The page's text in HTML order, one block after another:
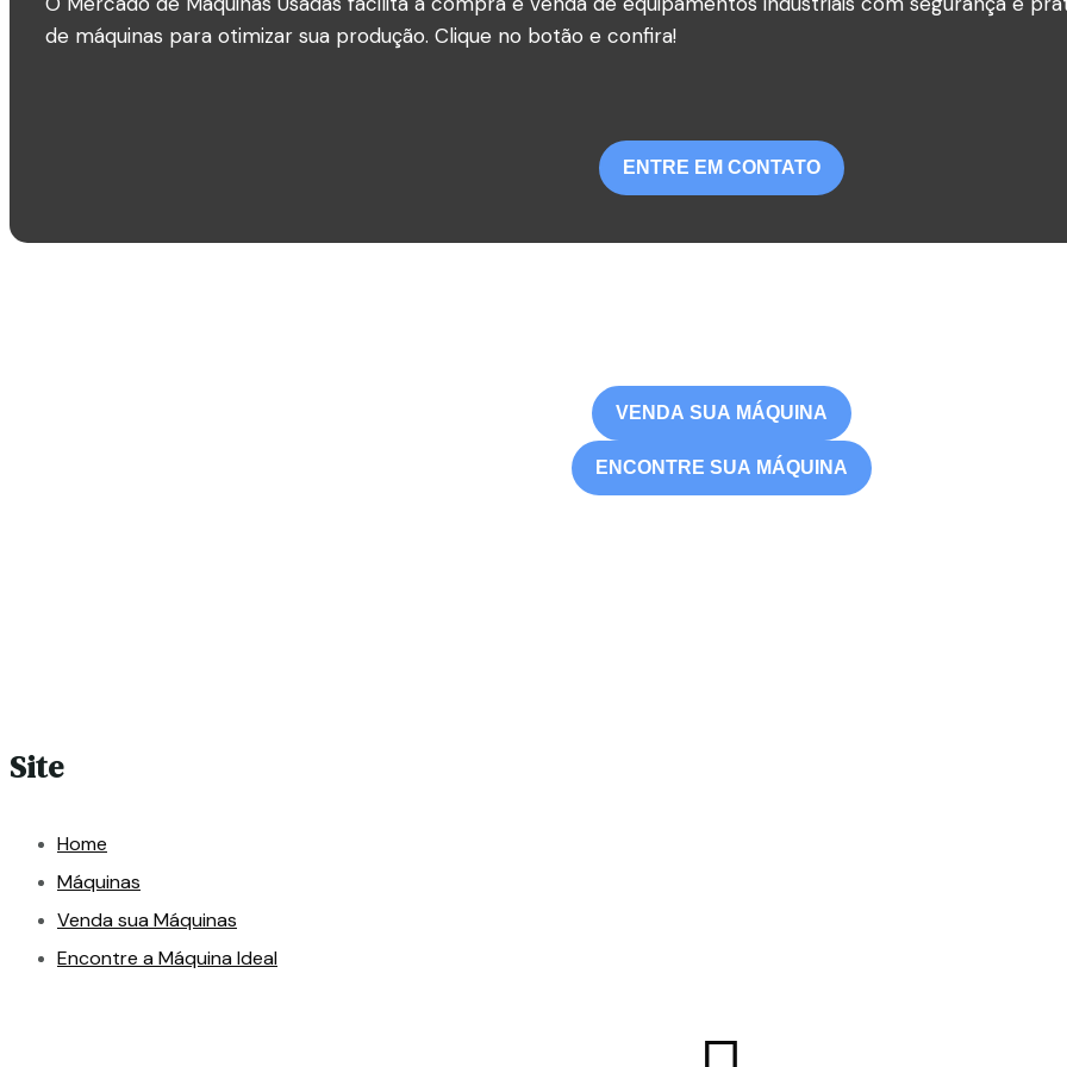
de máquinas para otimizar sua produção. Clique no botão e confira!
ENTRE EM CONTATO
VENDA SUA MÁQUINA
ENCONTRE SUA MÁQUINA
Site
Home
Máquinas
Venda sua Máquinas
Encontre a Máquina Ideal